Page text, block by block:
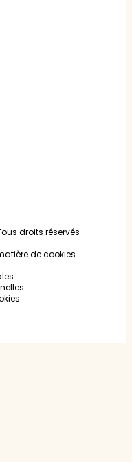
droits réservés
de cookies